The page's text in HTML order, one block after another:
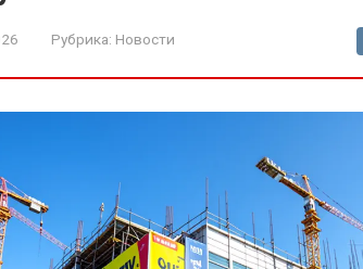
Рубрика: Новости